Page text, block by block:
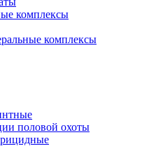
комплексы
комплексы
половой охоты